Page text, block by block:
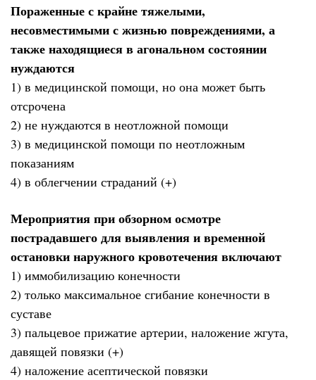
Пораженные с крайне тяжелыми,
несовместимыми с жизнью повреждениями, а
также находящиеся в агональном состоянии
нуждаются
1) в медицинской помощи, но она может быть
отсрочена
2) не нуждаются в неотложной помощи
3) в медицинской помощи по неотложным
показаниям
4) в облегчении страданий (+)
Мероприятия при обзорном осмотре
пострадавшего для выявления и временной
остановки наружного кровотечения включают
1) иммобилизацию конечности
2) только максимальное сгибание конечности в
суставе
3) пальцевое прижатие артерии, наложение жгута,
давящей повязки (+)
4) наложение асептической повязки